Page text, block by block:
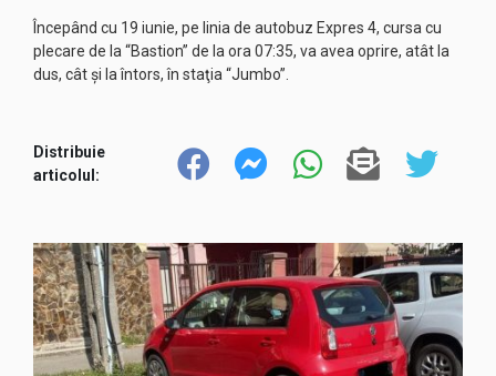
Începând cu 19 iunie, pe linia de autobuz Expres 4, cursa cu
plecare de la “Bastion” de la ora 07:35, va avea oprire, atât la
dus, cât şi la întors, în staţia “Jumbo”.
Distribuie
articolul: